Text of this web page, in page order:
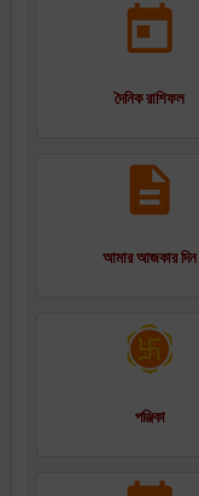
দৈনিক রাশিফল
আমার আজকার দিন
পঞ্জিকা